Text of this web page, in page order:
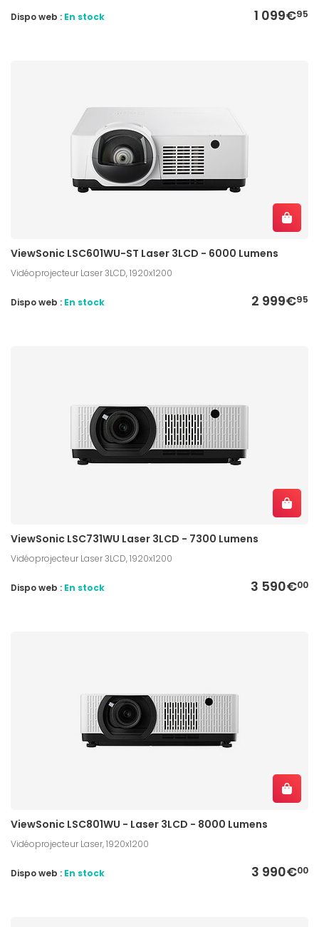
1 099€95
Dispo web : En stock
ViewSonic LSC601WU-ST Laser 3LCD - 6000 Lumens
Vidéoprojecteur Laser 3LCD, 1920x1200
2 999€95
Dispo web : En stock
ViewSonic LSC731WU Laser 3LCD - 7300 Lumens
Vidéoprojecteur Laser 3LCD, 1920x1200
3 590€00
Dispo web : En stock
ViewSonic LSC801WU - Laser 3LCD - 8000 Lumens
Vidéoprojecteur Laser, 1920x1200
3 990€00
Dispo web : En stock